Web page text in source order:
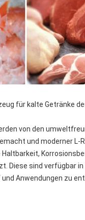
für kalte Getränke
von den
und moderner L-
Diese sind verfügbar in
Anwendungen zu